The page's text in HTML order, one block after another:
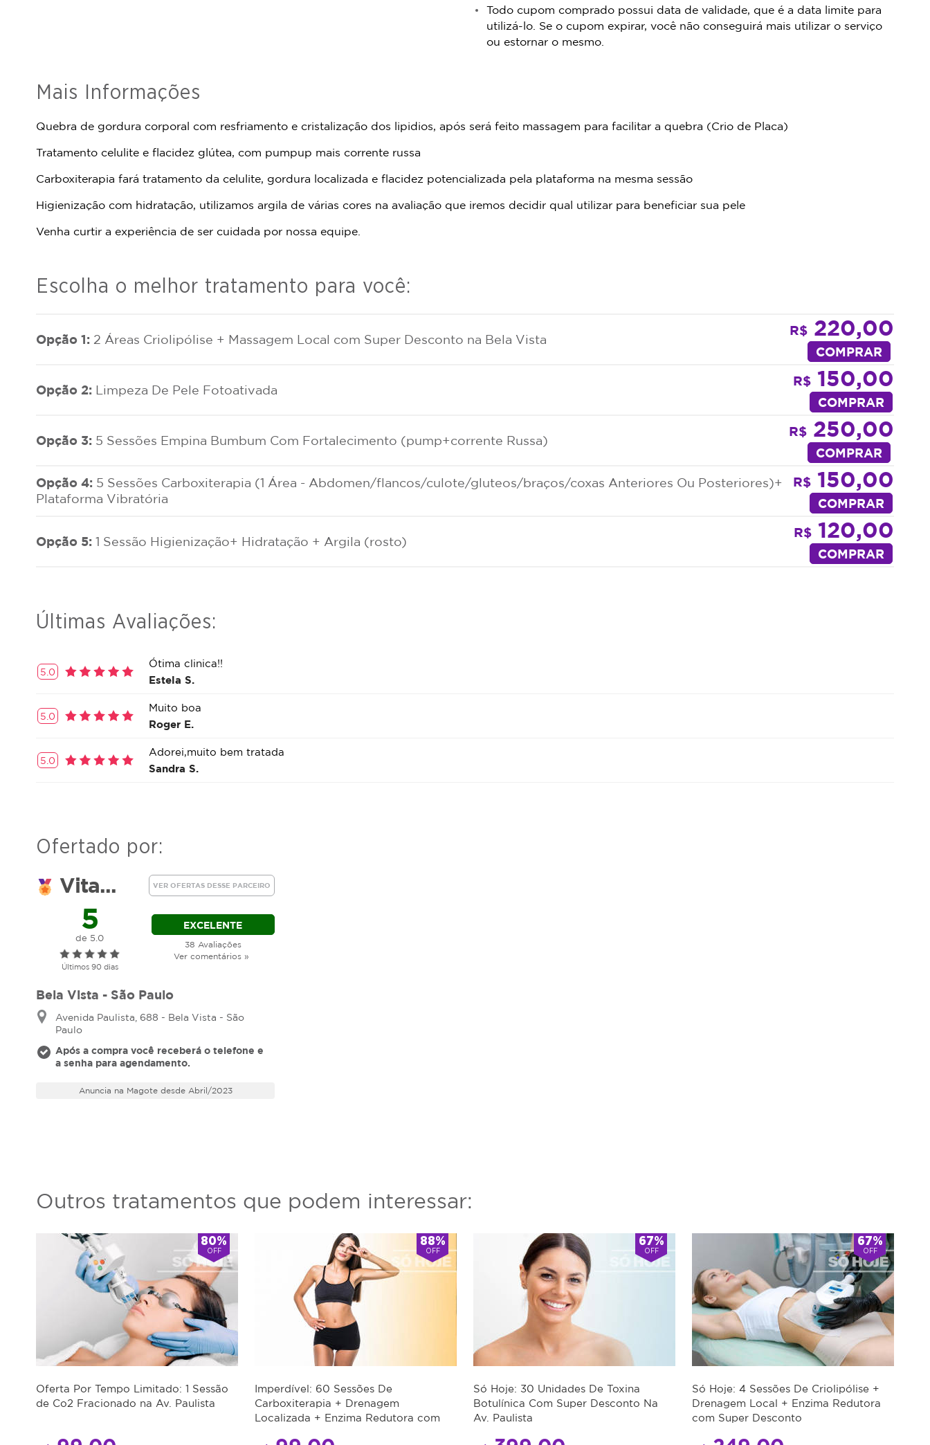
Todo cupom comprado possui data de validade, que é a data limite para
utilizá-lo. Se o cupom expirar, você não conseguirá mais utilizar o serviço
ou estornar o mesmo.
Mais Informações
Quebra de gordura corporal com resfriamento e cristalização dos lipidios, após será feito massagem para facilitar a quebra (Crio de Placa)
Tratamento celulite e flacidez glútea, com pumpup mais corrente russa
Carboxiterapia fará tratamento da celulite, gordura localizada e flacidez potencializada pela plataforma na mesma sessão
Higienização com hidratação, utilizamos argila de várias cores na avaliação que iremos decidir qual utilizar para beneficiar sua pele
Venha curtir a experiência de ser cuidada por nossa equipe.
Escolha o melhor tratamento para você:
Opção 1: 2 Áreas Criolipólise + Massagem Local com Super Desconto na Bela Vista
R$ 220,00
COMPRAR
Opção 2: Limpeza De Pele Fotoativada
R$ 150,00
COMPRAR
Opção 3: 5 Sessões Empina Bumbum Com Fortalecimento (pump+corrente Russa)
R$ 250,00
COMPRAR
Opção 4: 5 Sessões Carboxiterapia (1 Área - Abdomen/flancos/culote/gluteos/braços/coxas Anteriores Ou Posteriores)+
Plataforma Vibratória
R$ 150,00
COMPRAR
Opção 5: 1 Sessão Higienização+ Hidratação + Argila (rosto)
R$ 120,00
COMPRAR
Últimas Avaliações:
5.0
Ótima clinica!!
Estela S.
5.0
Muito boa
Roger E.
5.0
Adorei,muito bem tratada
Sandra S.
Ofertado por:
Vita... VER OFERTAS DESSE PARCEIRO
5
de 5.0
Últimos 90 dias
EXCELENTE
38 Avaliações
Ver comentários »
Bela Vista - São Paulo
Avenida Paulista, 688 - Bela Vista - São
Paulo
Após a compra você receberá o telefone e
a senha para agendamento.
Anuncia na Magote desde Abril/2023
Outros tratamentos que podem interessar:
80%
OFF
Oferta Por Tempo Limitado: 1 Sessão
de Co2 Fracionado na Av. Paulista
88%
OFF
Imperdível: 60 Sessões De
Carboxiterapia + Drenagem
Localizada + Enzima Redutora com
67%
OFF
Só Hoje: 30 Unidades De Toxina
Botulínica Com Super Desconto Na
Av. Paulista
67%
OFF
Só Hoje: 4 Sessões De Criolipólise +
Drenagem Local + Enzima Redutora
com Super Desconto